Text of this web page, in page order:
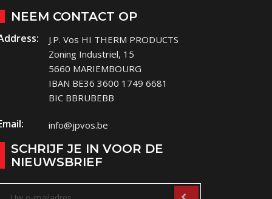
NEEM CONTACT OP
J.P. Vos HI THERM PRODUCTS
Zoning Industriel, 15
5660 MARIEMBOURG
IBAN BE36 3600 1749 6681
BIC BBRUBEBB
info@jpvos.be
SCHRIJF JE IN VOOR DE
NIEUWSBRIEF